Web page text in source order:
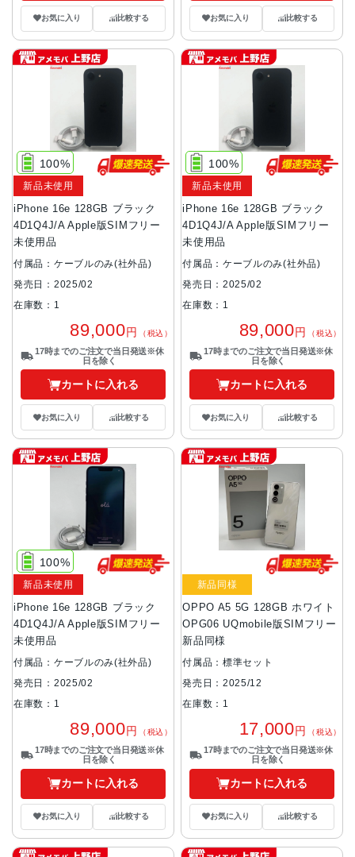
お気に入り 比較する お気に入り 比較する
iPhone 16e 128GB ブラック
4D1Q4J/A Apple版SIMフリー
未使用品
100%
新品未使用
付属品：ケーブルのみ(社外品)
発売日：2025/02
在庫数：1
89,000円 （税込）
17時までのご注文で当日発送※休
日を除く
カートに入れる
お気に入り 比較する
iPhone 16e 128GB ブラック
4D1Q4J/A Apple版SIMフリー
未使用品
100%
新品未使用
付属品：ケーブルのみ(社外品)
発売日：2025/02
在庫数：1
89,000円 （税込）
17時までのご注文で当日発送※休
日を除く
カートに入れる
お気に入り 比較する
iPhone 16e 128GB ブラック
4D1Q4J/A Apple版SIMフリー
未使用品
100%
新品未使用
付属品：ケーブルのみ(社外品)
発売日：2025/02
在庫数：1
89,000円 （税込）
17時までのご注文で当日発送※休
日を除く
カートに入れる
お気に入り 比較する
OPPO A5 5G 128GB ホワイト
OPG06 UQmobile版SIMフリー
新品同様
新品同様
付属品：標準セット
発売日：2025/12
在庫数：1
17,000円 （税込）
17時までのご注文で当日発送※休
日を除く
カートに入れる
お気に入り 比較する